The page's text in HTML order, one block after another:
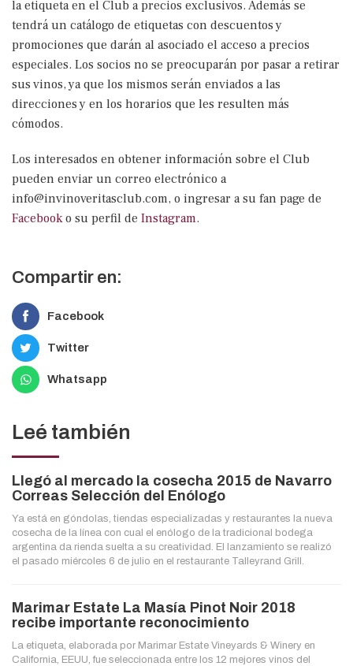
Compartir en:
Facebook
Twitter
Whatsapp
la etiqueta en el Club a precios exclusivos. Además se
tendrá un catálogo de etiquetas con descuentos y
promociones que darán al asociado el acceso a precios
especiales. Los socios no se preocuparán por pasar a retirar
sus vinos, ya que los mismos serán enviados a las
direcciones y en los horarios que les resulten más
cómodos.
Los interesados en obtener información sobre el Club
pueden enviar un correo electrónico a
info@invinoveritasclub.com, o ingresar a su fan page de
Facebooko su perfil de Instagram.
Leé también
Llegó al mercado la cosecha 2015 de Navarro
Correas Selección del Enólogo
Ya está en góndolas, tiendas especializadas y restaurantes la nueva
cosecha de la línea con cual el enólogo de la tradicional bodega
argentina da rienda suelta a su creatividad. El lanzamiento se realizó
el pasado miércoles 6 de julio en el restaurante Talleyrand Grill.
Marimar Estate La Masía Pinot Noir 2018
recibe importante reconocimiento
La etiqueta, elaborada por Marimar Estate Vineyards & Winery en
California, EEUU, fue seleccionada entre los 12 mejores vinos del